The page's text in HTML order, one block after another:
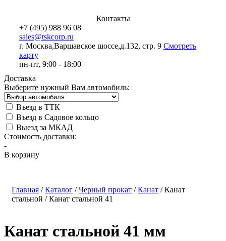
Контакты
+7 (495) 988 96 08
sales@tskcorp.ru
г. Москва,Варшавское шоссе,д.132, стр. 9 Смотреть
карту
пн-пт, 9:00 - 18:00
Доставка
Выберите нужный Вам автомобиль:
Въезд в ТТК
Въезд в Садовое кольцо
Выезд за МКАД
Стоимость доставки:
-
В корзину
Главная /Каталог /Черный прокат /Канат /Канат
стальной /Канат стальной 41
Канат стальной 41 мм